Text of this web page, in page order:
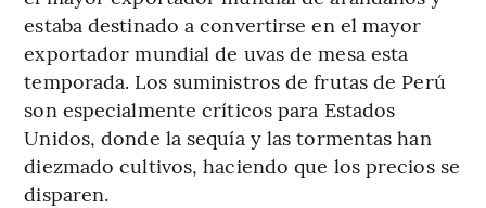
estaba destinado a convertirse en el mayor
exportador mundial de uvas de mesa esta
temporada. Los suministros de frutas de Perú
son especialmente críticos para Estados
Unidos, donde la sequía y las tormentas han
diezmado cultivos, haciendo que los precios se
disparen.